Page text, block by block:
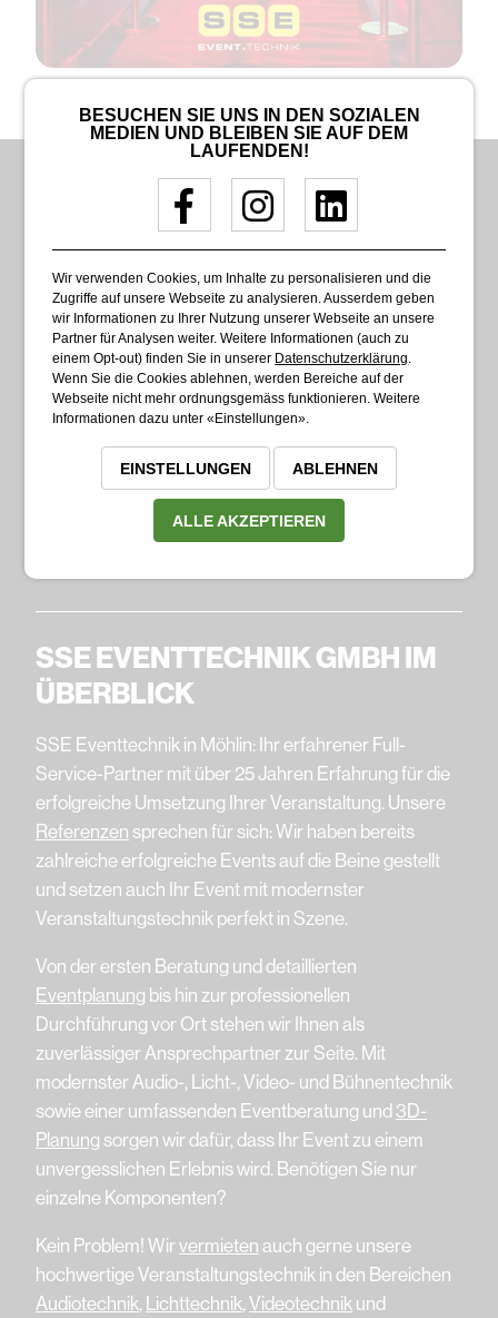
Ihr Partner für Veranstaltungstechnik, Eventplanung
und Vermietung von Eventtechnik.
SSE Eventtechnik GmbH
Hauptstrasse 1
CH - 4313 Möhlin
061 851 59 12
SSE EVENTTECHNIK GMBH IM
ÜBERBLICK
SSE Eventtechnik in Möhlin: Ihr erfahrener Full-
Service-Partner mit über 25 Jahren Erfahrung für die
erfolgreiche Umsetzung Ihrer Veranstaltung. Unsere
Referenzensprechen für sich: Wir haben bereits
zahlreiche erfolgreiche Events auf die Beine gestellt
und setzen auch Ihr Event mit modernster
Veranstaltungstechnik perfekt in Szene.
Von der ersten Beratung und detaillierten
Eventplanung bis hin zur professionellen
Durchführung vor Ort stehen wir Ihnen als
zuverlässiger Ansprechpartner zur Seite. Mit
modernster Audio-, Licht-, Video- und Bühnentechnik
sowie einer umfassenden Eventberatung und3D-
Planungsorgen wir dafür, dass Ihr Event zu einem
unvergesslichen Erlebnis wird. Benötigen Sie nur
einzelne Komponenten?
Kein Problem! Wirvermietenauch gerne unsere
hochwertige Veranstaltungstechnik in den Bereichen
Audiotechnik, Lichttechnik,Videotechnik und
BESUCHEN SIE UNS IN DEN SOZIALEN
MEDIEN UND BLEIBEN SIE AUF DEM
LAUFENDEN!
Wir verwenden Cookies, um Inhalte zu personalisieren und die
Zugriffe auf unsere Webseite zu analysieren. Ausserdem geben
wir Informationen zu Ihrer Nutzung unserer Webseite an unsere
Partner für Analysen weiter. Weitere Informationen (auch zu
einem Opt-out) finden Sie in unserer Datenschutzerklärung.
Wenn Sie die Cookies ablehnen, werden Bereiche auf der
Webseite nicht mehr ordnungsgemäss funktionieren. Weitere
Informationen dazu unter «Einstellungen».
EINSTELLUNGEN ABLEHNEN
ALLE AKZEPTIEREN